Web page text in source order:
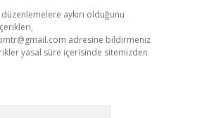
aykırı olduğunu
adresine bildirmeniz
yasal süre içerisinde sitemizden